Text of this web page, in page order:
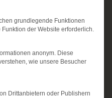
Gruppen, für die eine
grundlegende Funktionen
der Website erforderlich.
anonym. Diese
wie unsere Besucher
Drittanbietern oder Publishern